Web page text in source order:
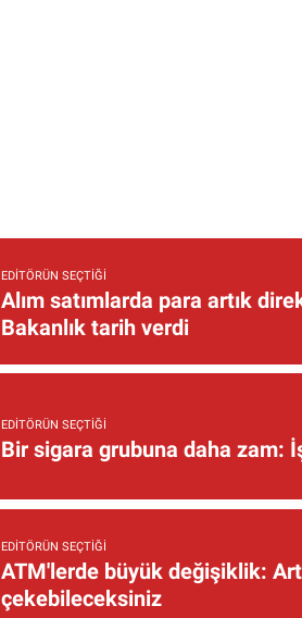
EDITÖRÜN SEÇTIĞI
Alım satımlarda para artık
Bakanlık tarih verdi
EDITÖRÜN SEÇTIĞI
Bir sigara grubuna daha zam:
EDITÖRÜN SEÇTIĞI
ATM'lerde büyük değişiklik:
çekebileceksiniz